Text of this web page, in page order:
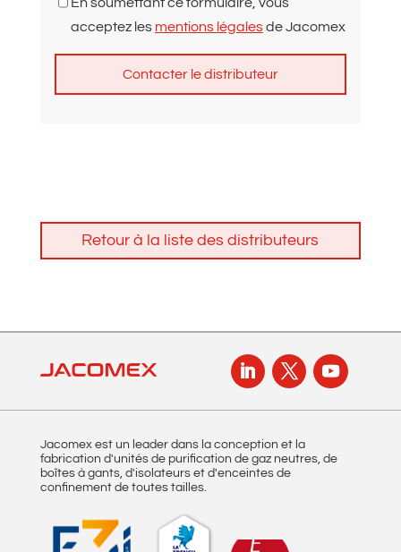
acceptez les mentions légalesde Jacomex
n
:
Retour à la liste des distributeurs
Jacomex est un leader dans la conception et la
fabrication d'unités de purification de gaz neutres, de
boîtes à gants, d'isolateurs et d'enceintes de
confinement de toutes tailles.